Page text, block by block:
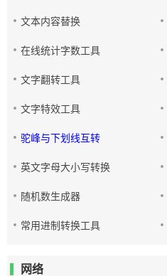
文本内容替换
在线统计字数工具
文字翻转工具
文字特效工具
驼峰与下划线互转
英文字母大小写转换
随机数生成器
常用进制转换工具
网络